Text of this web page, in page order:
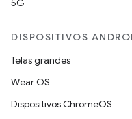
5G
DISPOSITIVOS
Telas grandes
Wear OS
Dispositivos ChromeOS